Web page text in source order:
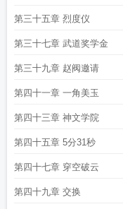
第三十五章 烈度仪
第三十七章 武道奖学金
第三十九章 赵阀邀请
第四十一章 一角美玉
第四十三章 神文学院
第四十五章 5分31秒
第四十七章 穿空破云
第四十九章 交换